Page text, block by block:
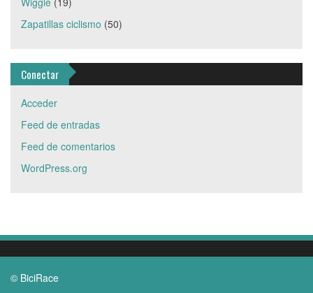
Zapatillas ciclismo (50)
Conectar
Acceder
Feed de entradas
Feed de comentarios
WordPress.org
© BiciRace